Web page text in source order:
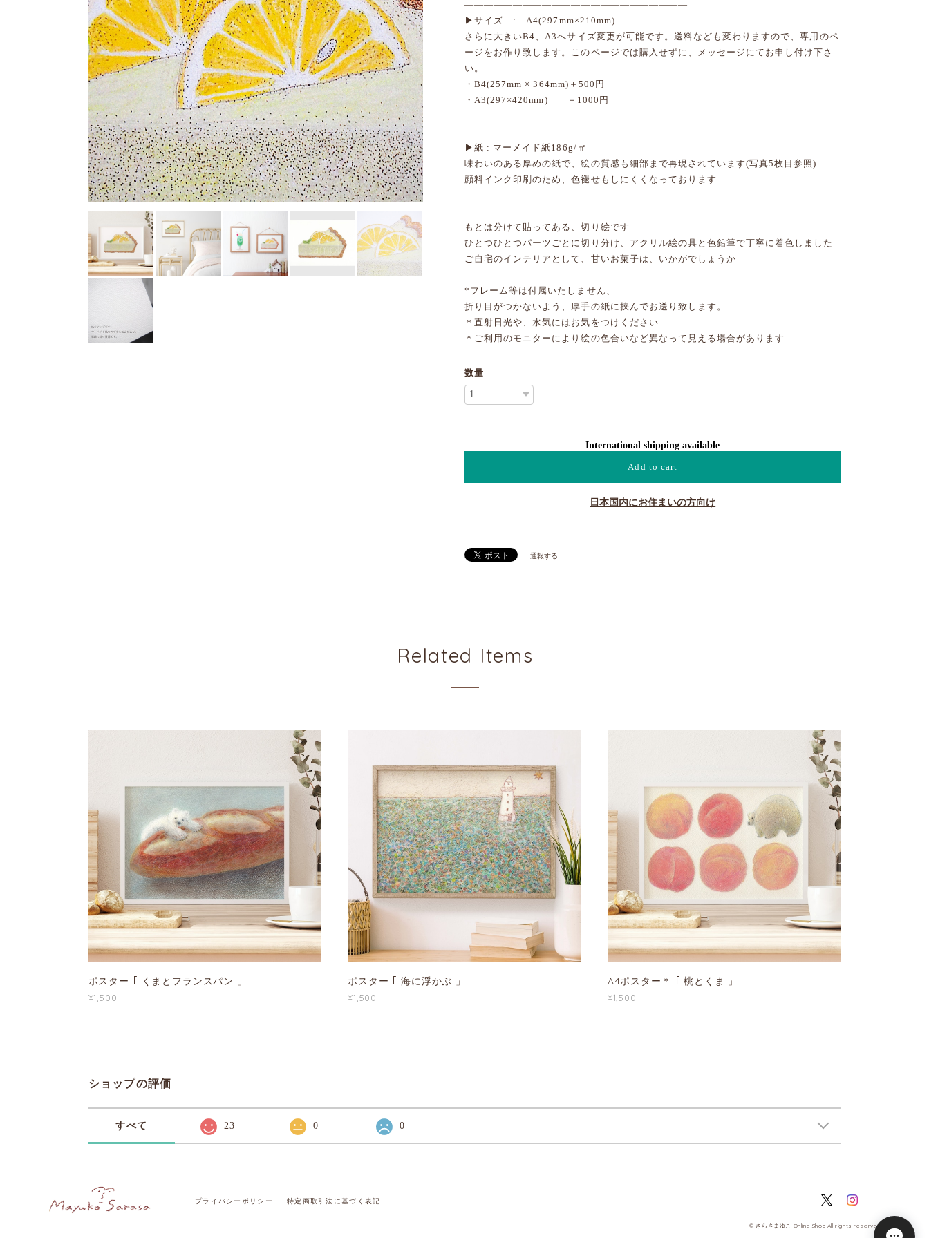
―――――――――――――――――――――――
▶サイズ : A4(297mm×210mm)
さらに大きいB4、A3へサイズ変更が可能です。送料なども変わりますので、専用のペ
ージをお作り致します。このページでは購入せずに、メッセージにてお申し付け下さ
い。
・B4(257mm × 364mm)＋500円
・A3(297×420mm) ＋1000円
▶紙 : マーメイド紙186g/㎡
味わいのある厚めの紙で、絵の質感も細部まで再現されています(写真5枚目参照)
顔料インク印刷のため、色褪せもしにくくなっております
―――――――――――――――――――――――
もとは分けて貼ってある、切り絵です
ひとつひとつパーツごとに切り分け、アクリル絵の具と色鉛筆で丁寧に着色しました
ご自宅のインテリアとして、甘いお菓子は、いかがでしょうか
*フレーム等は付属いたしません、
折り目がつかないよう、厚手の紙に挟んでお送り致します。
＊直射日光や、水気にはお気をつけください
＊ご利用のモニターにより絵の色合いなど異なって見える場合があります
数量
International shipping available
Add to cart
日本国内にお住まいの方向け
通報する
Related Items
ポスター ｢ くまとフランスパン 」
¥1,500
ポスター ｢ 海に浮かぶ 」
¥1,500
A4ポスター＊ ｢ 桃とくま 」
¥1,500
ショップの評価
すべて 23 0 0
プライバシーポリシー 特定商取引法に基づく表記
© さらさまゆこ Online Shop All rights reserved.